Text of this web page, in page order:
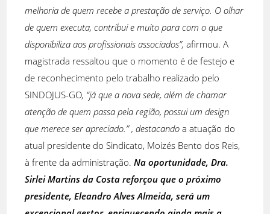
melhoria de quem recebe a prestação de serviço. O olhar
de quem executa, contribui e muito para com o que
disponibiliza aos profissionais associados”,afirmou. A
magistrada ressaltou que o momento é de festejo e
de reconhecimento pelo trabalho realizado pelo
SINDOJUS-GO, “já que a nova sede, além de chamar
atenção de quem passa pela região, possui um design
que merece ser apreciado.” , destacandoa atuação do
atual presidente do Sindicato, Moizés Bento dos Reis,
à frente da administração.Na oportunidade, Dra.
Sirlei Martins da Costa reforçou que o próximo
presidente, Eleandro Alves Almeida, será um